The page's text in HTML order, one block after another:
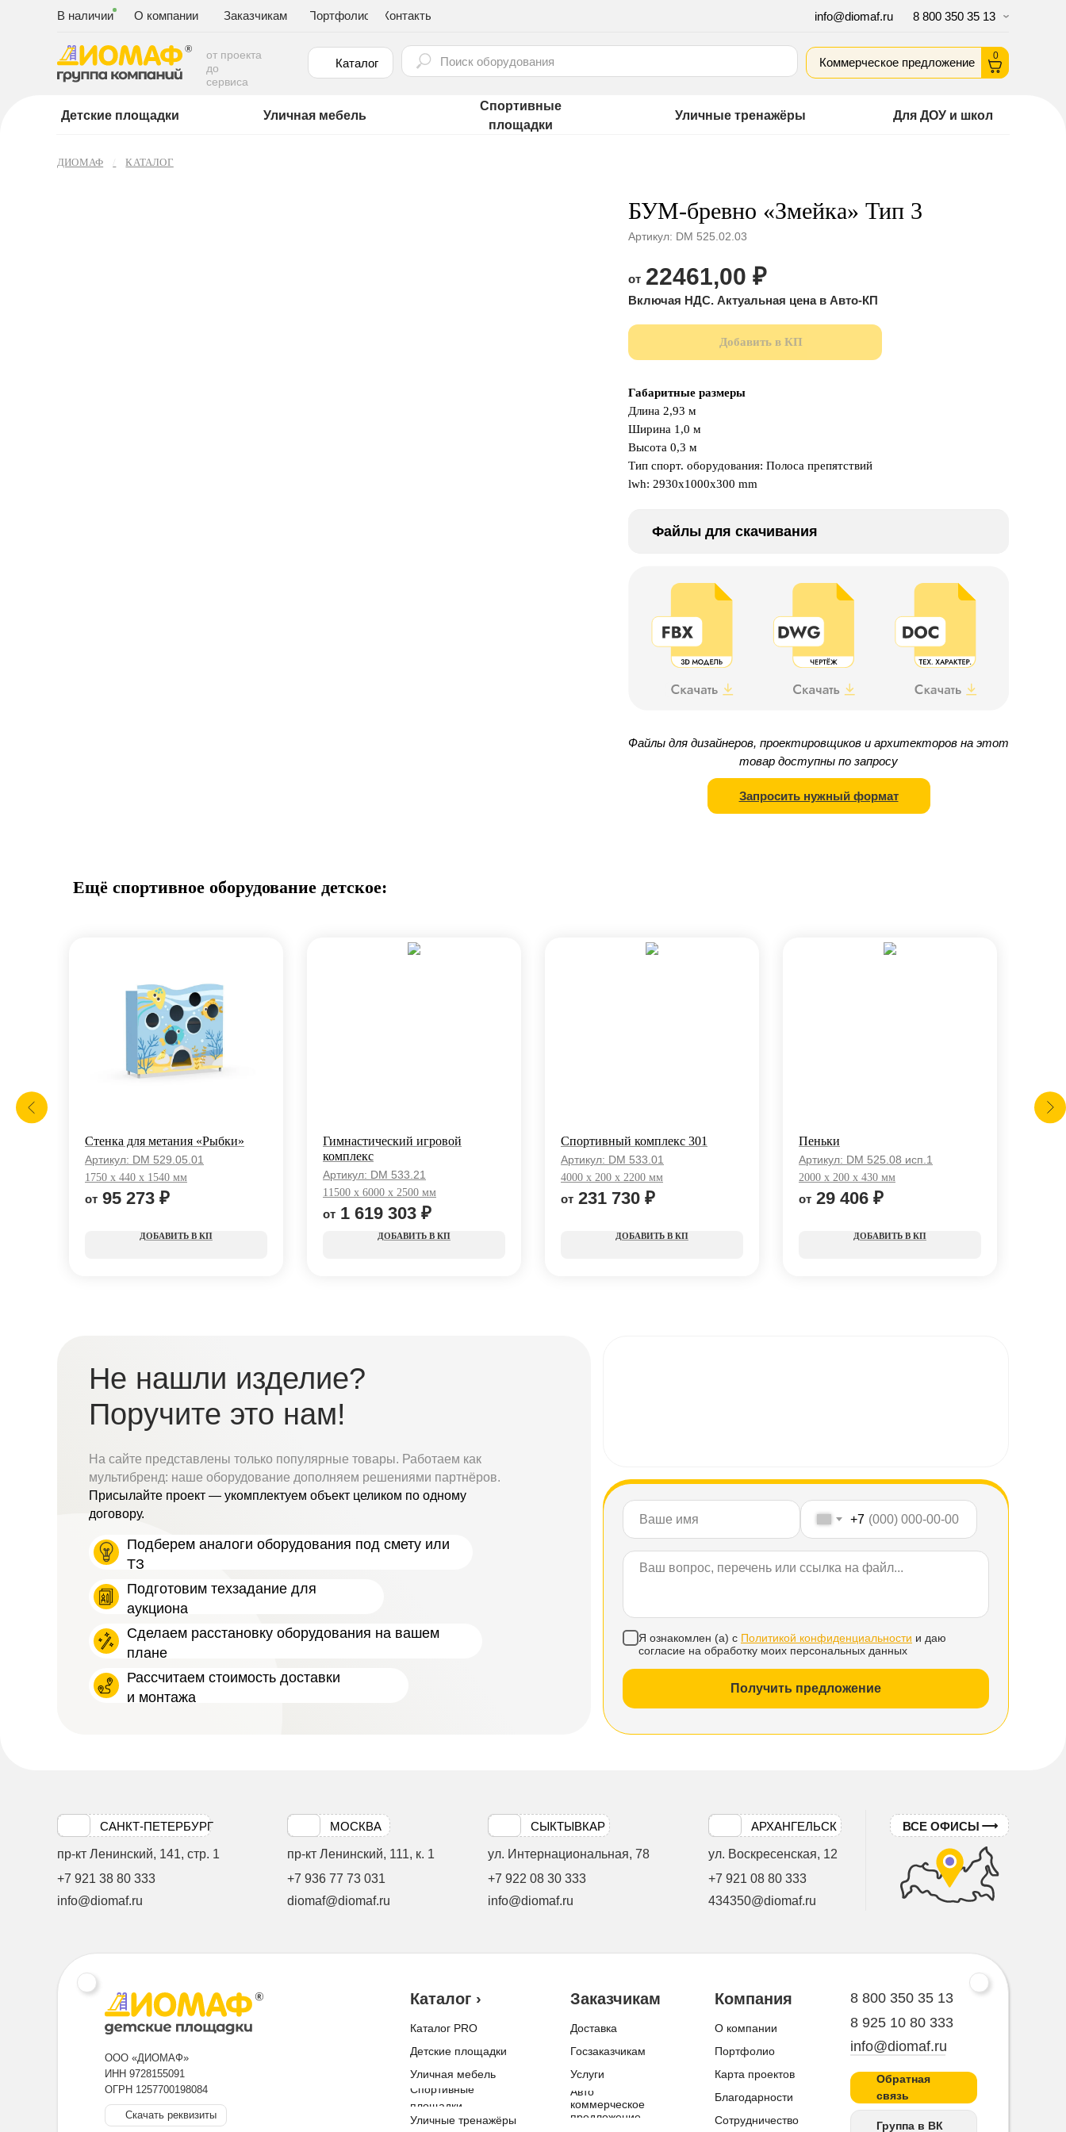
О компании
В наличии Заказчикам Портфолио Контакты info@diomaf.ru 8 800 350 35 13
от проекта
до
сервиса
Каталог
Коммерческое предложение
0
Детские площадки Уличная мебель
Спортивные
площадки
Уличные тренажёры Для ДОУ и школ
ДИОМАФ КАТАЛОГ
БУМ-бревно «Змейка» Тип 3
Артикул: DM 525.02.03
22461,00 ₽
Добавить в КП
Габаритные размеры
Длина 2,93 м
Ширина 1,0 м
Высота 0,3 м
Тип спорт. оборудования: Полоса препятствий
lwh: 2930x1000x300 mm
Файлы для скачивания
Файлы для дизайнеров, проектировщиков и архитекторов на этот
товар доступны по запросу
Запросить нужный формат
Ещё спортивное оборудование детское:
Стенка для метания «Рыбки»
Артикул: DM 529.05.01
1750 x 440 x 1540 мм
95 273 ₽
КП
Гимнастический игровой
комплекс
Артикул: DM 533.21
11500 x 6000 x 2500 мм
1 619 303 ₽
КП
Спортивный комплекс 301
Артикул: DM 533.01
4000 x 200 x 2200 мм
231 730 ₽
КП
Пеньки
Артикул: DM 525.08 исп.1
2000 x 200 x 430 мм
29 406 ₽
КП
Не нашли изделие?
Поручите это нам!
На сайте представлены только популярные товары. Работаем как
мультибренд: наше оборудование дополняем решениями партнёров.
Присылайте проект — укомплектуем объект целиком по одному
договору.
Подберем аналоги оборудования под смету или
ТЗ
Подготовим техзадание для
аукциона
Сделаем расстановку оборудования на вашем
плане
Рассчитаем стоимость доставки
и монтажа
+7
Я ознакомлен (а) с Политикой конфиденциальности и даю
согласие на обработку моих персональных данных
Получить предложение
САНКТ-ПЕТЕРБУРГ
пр-кт Ленинский, 141, стр. 1
+7 921 38 80 333
info@diomaf.ru
МОСКВА
пр-кт Ленинский, 111, к. 1
+7 936 77 73 031
diomaf@diomaf.ru
СЫКТЫВКАР
ул. Интернациональная, 78
+7 922 08 30 333
info@diomaf.ru
АРХАНГЕЛЬСК
ул. Воскресенская, 12
+7 921 08 80 333
434350@diomaf.ru
ВСЕ ОФИСЫ
ООО «ДИОМАФ»
ИНН 9728155091
ОГРН 1257700198084
Скачать реквизиты
Каталог ›
Каталог PRO
Детские площадки
Уличная мебель
Спортивные
площадки
Уличные тренажёры
Заказчикам
Доставка
Госзаказчикам
Услуги
Авто
коммерческое
предложение
Компания
О компании
Портфолио
Карта проектов
Благодарности
Сотрудничество
8 800 350 35 13
8 925 10 80 333
info@diomaf.ru
Обратная
связь
Группа в ВК